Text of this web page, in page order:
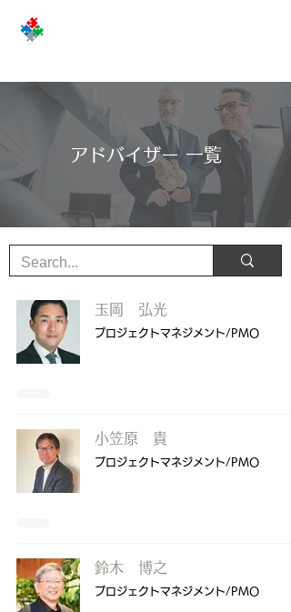
アドバイザー 一覧
玉岡 弘光
プロジェクトマネジメント/PMO
小笠原 貴
プロジェクトマネジメント/PMO
鈴木 博之
プロジェクトマネジメント/PMO